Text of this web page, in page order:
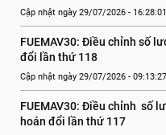
Cập nhật ngày 29/07/2026 - 16:28:01
FUEMAV30: Điều chỉnh số
đổi lần thứ 118
Cập nhật ngày 29/07/2026 - 09:13:27
FUEMAV30: Điều chỉnh  số
hoán đổi lần thứ 117